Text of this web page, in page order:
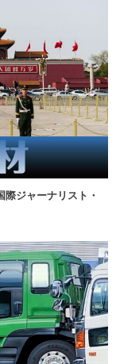
ジャーナリスト・